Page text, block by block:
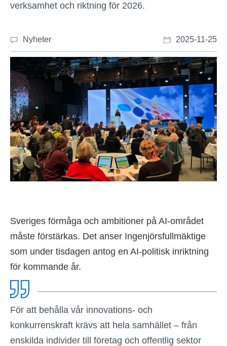
verksamhet och riktning för 2026.
Nyheter 2025-11-25
Sveriges förmåga och ambitioner på AI-området
måste förstärkas. Det anser Ingenjörsfullmäktige
som under tisdagen antog en AI-politisk inriktning
för kommande år.
För att behålla vår innovations- och
konkurrenskraft krävs att hela samhället – från
enskilda individer till företag och offentlig sektor